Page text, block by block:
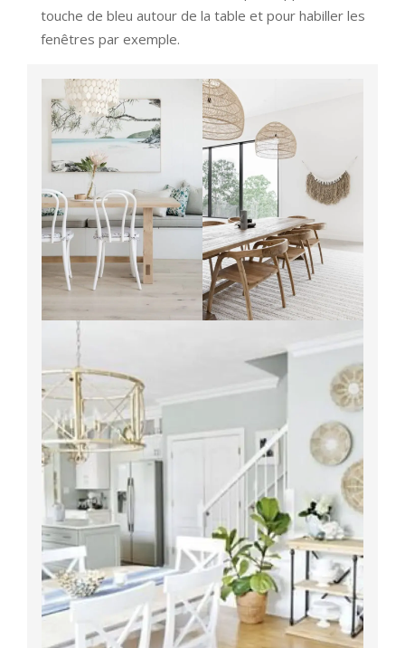
touche de bleu autour de la table et pour habiller les
fenêtres par exemple.